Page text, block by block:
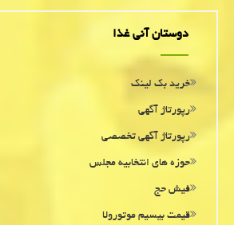
دوستان آنی غذا
خرید بک لینک
رپورتاژ آگهی
رپورتاژ آگهی تخصصی
حوزه های انتخابیه مجلس
فیش حج
قیمت بیسیم موتورولا